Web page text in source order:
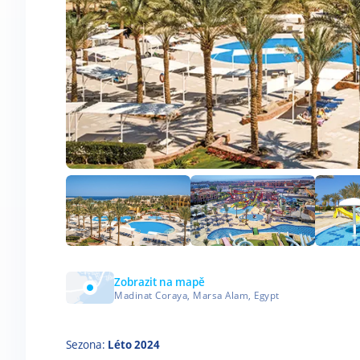
Zobrazit na mapě
Madinat Coraya, Marsa Alam, Egypt
Sezona: Léto 2024